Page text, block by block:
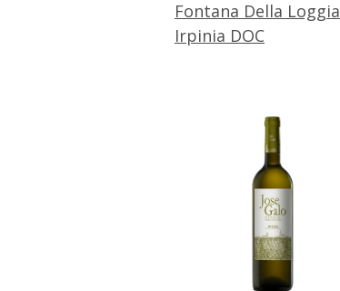
Fontana Della Loggia
Irpinia DOC